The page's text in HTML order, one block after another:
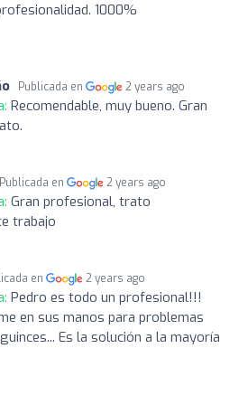
1000%
Publicada en 2 years ago
Recomendable, muy bueno. Gran
Publicada en 2 years ago
Gran profesional, trato
trabajo
en 2 years ago
Pedro es todo un profesional!!!
en sus manos para problemas
Es la solución a la mayoría